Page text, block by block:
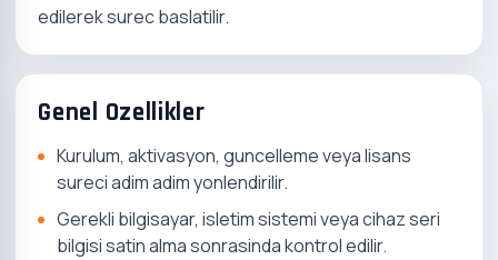
edilerek surec baslatilir.
Genel Ozellikler
Kurulum, aktivasyon, guncelleme veya lisans
sureci adim adim yonlendirilir.
Gerekli bilgisayar, isletim sistemi veya cihaz seri
bilgisi satin alma sonrasinda kontrol edilir.